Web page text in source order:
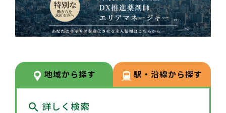
地域から探す 駅・沿線から探す
詳しく検索